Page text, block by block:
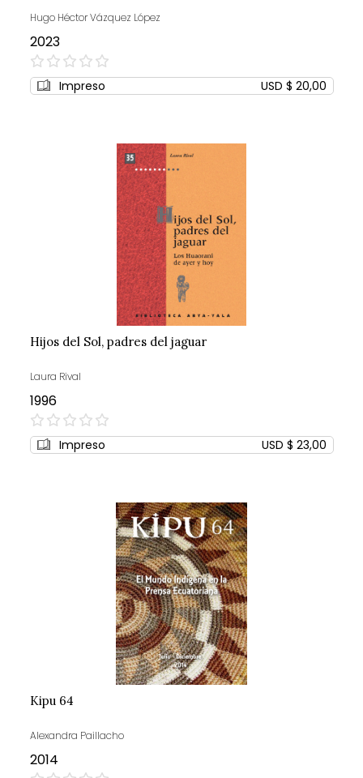
Hugo Héctor Vázquez López
2023
0%
Impreso USD $ 20,00
Hijos del Sol, padres del jaguar
Laura Rival
1996
0%
Impreso USD $ 23,00
Kipu 64
Alexandra Paillacho
2014